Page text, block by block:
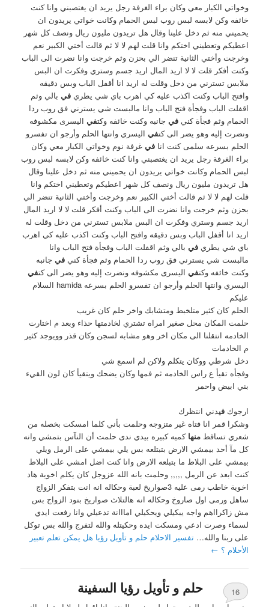
وخواتي الكبار معي وكان براء الغرفة رجل يريد ان يغتصبني وانا كنت
خائفه وكن لابسه لبس روب لبس الحمام وكانت خواتي يريدون ان
يحميني منه ثم دخل علينا وقال هل تريدون مليون ريال ونصف كل شهر
اعطيكم وتعطيني اختكم وانا قلت لهم لا لا ثم قالت أختي الكبير نعم
وخرجت وأختي الثانية تنضر الي بحزن وثم خرجت وانا نضرت الى الباب
وكنت أفكر قلت لا لا اريد المال اريد جسم وستري وفكرت ان البس
ملابس تسترني من دخل وقلت له اريد انا أقفل الباب وبس دقيقه
وافتح الباب وكنت اكذب عليه كي اهرب باي شي يطريفي بالي وثم
اقفلت الباب وفجأة فتح الباب وانا مالبست شي يسترني فق روب ردا
الحمام وثم فجأة كنيفي جانبه وكنت خائفه وكتفي اليسرى مكشوفه
ونضرت إليه وهو يضر الى كتفي اليسري وانتها الحلم وأرجو ان تفسرو
الحلم بسرعه سلمى كنت انافي غرفة نوم وخواتي الكبار معي وكان
براء الغرفة رجل يريد ان يغتصبني وانا كنت خائفه وكن لابسه لبس روب
لبس الحمام وكانت خواتي يريدون ان يحميني منه ثم دخل علينا وقال
هل تريدون مليون ريال ونصف كل شهر اعطيكم وتعطيني اختكم وانا
قلت لهم لا لا ثم قالت أختي الكبير نعم وخرجت وأختي الثانية تنضر الي
بحزن وثم خرجت وانا نضرت الى الباب وكنت أفكر قلت لا لا اريد المال
اريد جسم وستري وفكرت ان البس ملابس تسترني من دخل وقلت له
اريد انا أقفل الباب وبس دقيقه وافتح الباب وكنت اكذب عليه كي اهرب
باي شي يطريفي بالي وثم اقفلت الباب وفجأة فتح الباب وانا
مالبست شي يسترني فق روب ردا الحمام وثم فجأة كنيفي جانبه
وكنت خائفه وكتفي اليسرى مكشوفه ونضرت إليه وهو يضر الى كتفي
اليسري وانتها الحلم وأرجو ان تفسرو الحلم بسرعه hamida السلام
عليكم
الحلم كان كثير متلخبط ومتشابك واخر حلم كان غريب
حلمت المكان محل صغير امراه تشتري لخادمتها حذاء وبعد م اختارت
الخادمه انتقلنا الى مكان اخر وهو مشابه لسجن وكان قذر وويوجد كثير
م الخادمات
دخل شرطي ووكان يتكلم ولاكن لم اسمع شي
وفجأه تقيأ ع راس الخادمه ثم فمها وكان يضحك ويتقيأ كان لون القيء
بني ابيض واحمر
ارجوكفيدني انتظرك
وشكرا قمر انا فتاه غير متزوجه وحلمت بأني كلما امسكت بخصله من
شعري تساقطمنها كميه كبيره بيدي ندى حلمت أن النآس بتمشي وانه
كل مآ أحد بيمشي الارض بتبتلعه بس يلي بيمشي على الرمل ويلي
بيمشي على البلاط ما بتبلعه الارض وانا كنت اضل امشي على البلاط
كنت ابعد عن الرمل ,,,,, وحلمت بانه الله عزوجل كان يكلم اخوية هاد
اخوية خاطب رمى عليه 3صواريخ لعبة وحكاله انه انت بتفكر الزواج
ساهل ورمى اول صاروخ وحكاله انه هالتلاث صواريخ بنود الزواج بس
مش زاكرااهم واجه يبكيلي ويحكيلي امااانة تدعيلي وانا رفعت ايدي
لسماء وصرت ادعي ومسكت ايده وحكيتله والله لتفرج والله بس توكل
على ربنا والله…تفسير الاحلام حلم و تأويل رؤيا هل يمكن تعلم تعبير
الأحلام ؟ ←
حلم و تأويل رؤيا السفينة
16